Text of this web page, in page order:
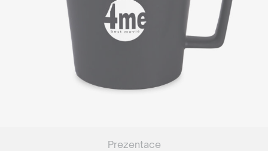
Prezentace